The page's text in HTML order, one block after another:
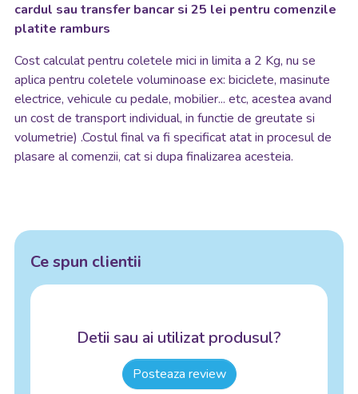
cardul sau transfer bancar si 25 lei pentru comenzile
platite ramburs
Cost calculat pentru coletele mici in limita a 2 Kg, nu se
aplica pentru coletele voluminoase ex: biciclete, masinute
electrice, vehicule cu pedale, mobilier... etc, acestea avand
un cost de transport individual, in functie de greutate si
volumetrie) .Costul final va fi specificat atat in procesul de
plasare al comenzii, cat si dupa finalizarea acesteia.
Ce spun clientii
Detii sau ai utilizat produsul?
Posteaza review